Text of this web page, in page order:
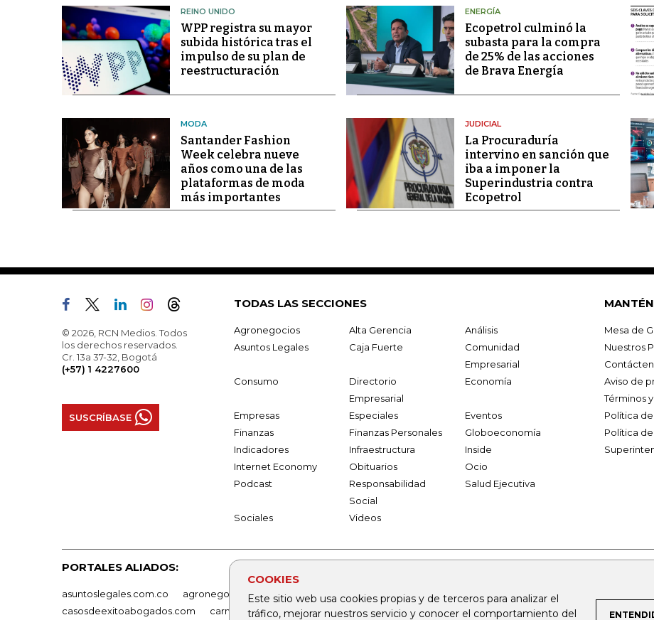
COOKIES
Este sitio web usa cookies propias y de terceros para analizar el
tráfico, mejorar nuestros servicio y conocer el comportamiento del
REINO UNIDO
WPP registra su mayor
subida histórica tras el
impulso de su plan de
reestructuración
ENERGÍA
Ecopetrol culminó la
subasta para la compra
de 25% de las acciones
de Brava Energía
MODA
Santander Fashion
Week celebra nueve
años como una de las
plataformas de moda
más importantes
JUDICIAL
La Procuraduría
intervino en sanción que
iba a imponer la
Superindustria contra
Ecopetrol
© 2026, RCN Medios. Todos
los derechos reservados.
Cr. 13a 37-32, Bogotá
(+57) 1 4227600
SUSCRÍBASE
TODAS LAS SECCIONES
Agronegocios Alta Gerencia
Análisis
Asuntos Legales
Caja Fuerte
Comunidad
Empresarial
Consumo
Directorio
Empresarial
Economía
Empresas Especiales
Eventos
Finanzas
Finanzas Personales
Globoeconomía
Indicadores
Infraestructura
Inside
Internet Economy
Obituarios
Ocio
Podcast
Responsabilidad
Social
Salud Ejecutiva
Sociales Videos
Mesa de
Nuestros
Aviso de
Términos
Política
Política
PORTALES ALIADOS:
asuntoslegales.com.co agronegocios.co empresas.larepublica.co firmasdeabogados.com
bolsaencolombia.com
casosdeexitoabogados.com
carnavalindustriacultural.com canalrcn.com rcnradio.com noticiasrcn.com